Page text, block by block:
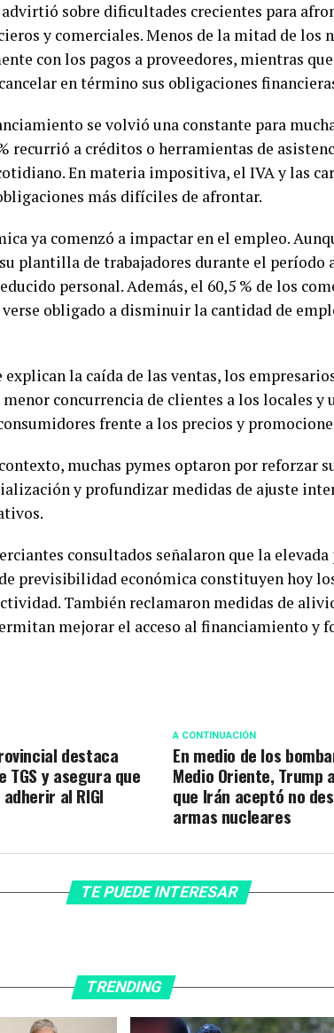
sobre dificultades crecientes para
y comerciales. Menos de la mitad de los
con los pagos a proveedores, mientras
en término sus obligaciones
se volvió una constante para
recurrió a créditos o herramientas de
En materia impositiva, el IVA y las
más difíciles de afrontar.
ya comenzó a impactar en el empleo.
plantilla de trabajadores durante el período
personal. Además, el 60,5 % de los
obligado a disminuir la cantidad de
explican la caída de las ventas, los
concurrencia de clientes a los locales y
frente a los precios y
muchas pymes optaron por reforzar
y profundizar medidas de ajuste
consultados señalaron que la elevada
previsibilidad económica constituyen hoy
También reclamaron medidas de
mejorar el acceso al financiamiento y
A CONTINUACIÓN
En medio de los
Medio Oriente, Trump
que Irán aceptó no
armas nucleares
destaca
TGS y asegura que
al RIGI
TE PUEDE INTERESAR
TRENDING